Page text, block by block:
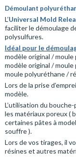
Démoulant
L’Universal Mold
faciliter le démoulage
polysulfures.
Idéal pour le
modèle original /
modèle original /
moule polyuréthane /
Lors de la prise
modèle.
L’utilisation du bouche-
les matériaux poreux (
certaines pâtes à
souffre ).
Lors de vos tirages, il
résines et autres